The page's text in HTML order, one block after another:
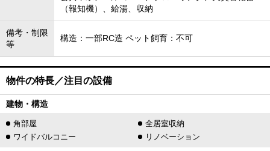
（報知機）、給湯、収納
備考・制限
等
構造：一部RC造 ペット飼育：不可
物件の特長／注目の設備
建物・構造
角部屋
全居室収納
ワイドバルコニー
リノベーション